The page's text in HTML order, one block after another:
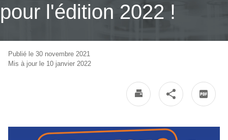
pour l'édition 2022 !
Publié le 30 novembre 2021
Mis à jour le 10 janvier 2022